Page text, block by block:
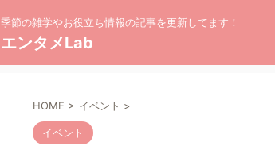
季節の雑学やお役立ち情報の記事を更新してます！
エンタメLab
HOME > イベント >
イベント